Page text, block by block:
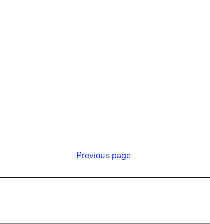
Previous page